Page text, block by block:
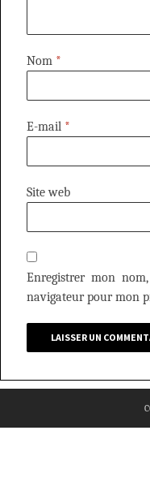
Nom *
E-mail *
Site web
Enregistrer mon
navigateur pour mon